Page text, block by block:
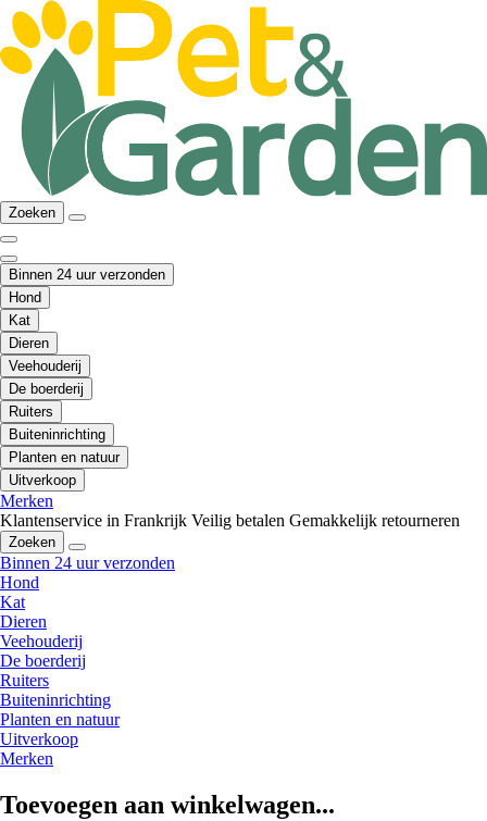
Zoeken
Binnen 24 uur verzonden
Hond
Kat
Dieren
Veehouderij
De boerderij
Ruiters
Buiteninrichting
Planten en natuur
Uitverkoop
Merken
Klantenservice in Frankrijk Veilig betalen Gemakkelijk retourneren
Zoeken
Binnen 24 uur verzonden
Hond
Kat
Dieren
Veehouderij
De boerderij
Ruiters
Buiteninrichting
Planten en natuur
Uitverkoop
Merken
Toevoegen aan winkelwagen...